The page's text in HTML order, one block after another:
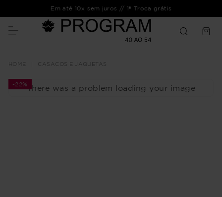
Em até 10x sem juros // 1ª Troca grátis
CASACOS E JAQUETAS
There was a problem loading your image
-22%